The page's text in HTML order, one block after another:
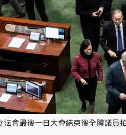
會最後一日大會結束後全體議